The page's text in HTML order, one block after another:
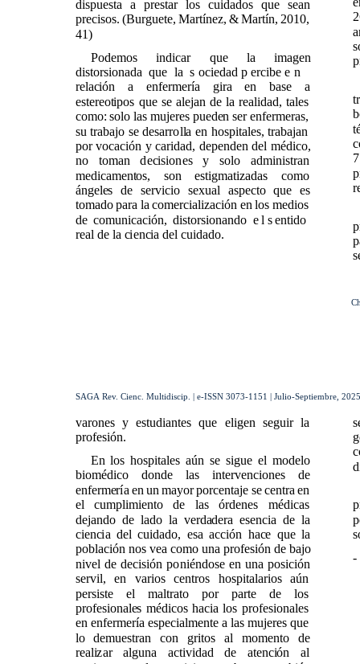
dispuesta a prestar los cuidados que sean
precisos. (Burguete, Martínez, & Martín, 2010,
41)
Podemos indicar que la imagen
distorsionada que la sociedad percibe en
relación a enfermería gira en base a
estereotipos que se alejan de la realidad, tales
como: solo las mujeres pueden ser enfermeras,
su trabajo se desarrolla en hospitales, trabajan
por vocación y caridad, dependen del médico,
no toman decisiones y solo administran
medicamentos, son estigmatizadas como
ángeles de servicio ​sexual aspecto que es
tomado para la comercialización en los medios
de comunicación, distorsionando el sentido
real de la ciencia del cuidado.
SAGA Rev. Cienc. Multidiscip. | e-ISSN 3073-1151 | Julio-Septiembre,
varones y estudiantes que eligen seguir la
profesión.
En los hospitales aún se sigue el modelo
biomédico donde las intervenciones de
enfermería en un mayor porcentaje se centra en
el cumplimiento de las órdenes médicas
dejando de lado la verdadera esencia de la
ciencia del cuidado, esa acción hace que la
población nos vea como una profesión de bajo
nivel de decisión poniéndose en una posición
servil, en varios centros hospitalarios aún
persiste el maltrato por parte de los
profesionales médicos hacia los profesionales
en enfermería especialmente a las mujeres que
lo demuestran con gritos al momento de
realizar alguna actividad de atención al
-